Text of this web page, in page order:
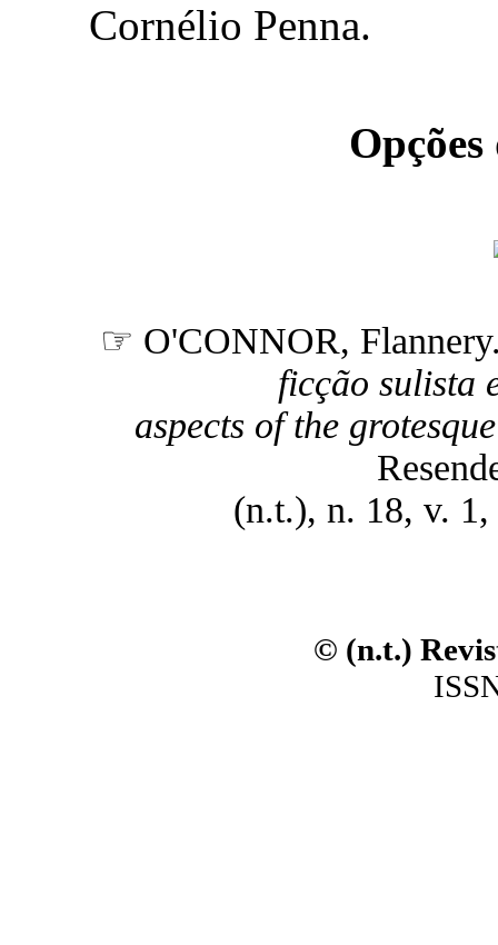
Cornélio Penna.
☞ O'CONNOR,
ficção sulista
aspects of the
(n.t.), n. 18, v.
© (n.t.)